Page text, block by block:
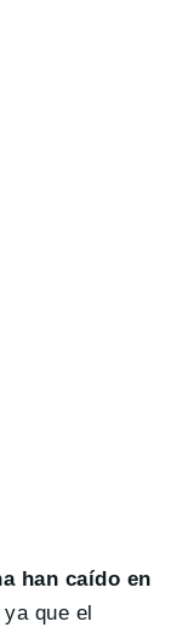
han caído en
ya que el